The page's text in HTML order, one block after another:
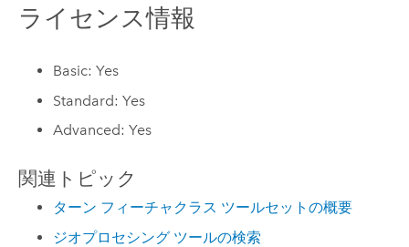
ライセンス情報
Basic: Yes
Standard: Yes
Advanced: Yes
関連トピック
ターン フィーチャクラス ツールセットの概要
ジオプロセシング ツールの検索